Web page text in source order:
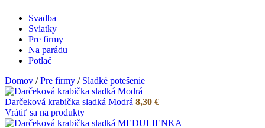
Svadba
Sviatky
Pre firmy
Na parádu
Potlač
Domov / Pre firmy / Sladké potešenie
Darčeková krabička sladká Modrá 8,30 €
Vrátiť sa na produkty